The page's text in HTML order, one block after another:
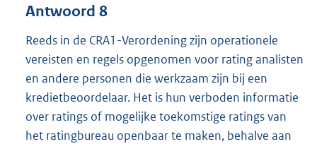
Antwoord 8
Reeds in de CRA1-Verordening zijn operationele
vereisten en regels opgenomen voor rating analisten
en andere personen die werkzaam zijn bij een
kredietbeoordelaar. Het is hun verboden informatie
over ratings of mogelijke toekomstige ratings van
het ratingbureau openbaar te maken, behalve aan